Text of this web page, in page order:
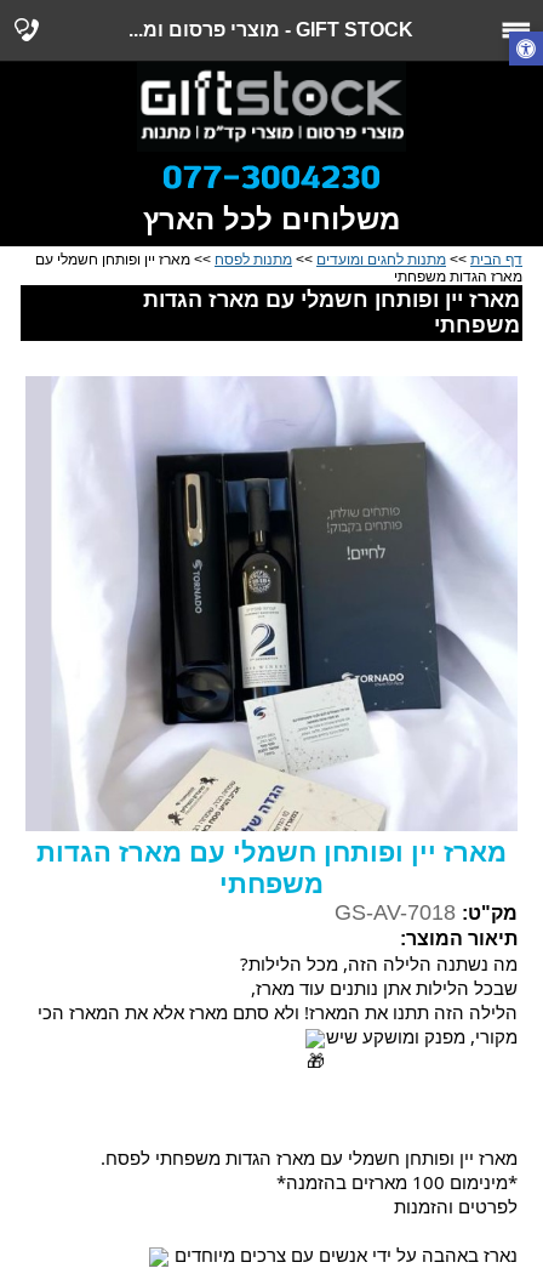
GIFT STOCK - מוצרי פרסום ומ...
משלוחים לכל הארץ
דף הבית >> מתנות לחגים ומועדים >> מתנות לפסח >> מארז יין ופותחן חשמלי עם
מארז הגדות משפחתי
מארז יין ופותחן חשמלי עם מארז הגדות
משפחתי
מארז יין ופותחן חשמלי עם מארז הגדות
משפחתי
מק"ט: GS-AV-7018
תיאור המוצר:
מה נשתנה הלילה הזה, מכל הלילות?
שבכל הלילות אתן נותנים עוד מארז,
הלילה הזה תתנו את המארז! ולא סתם מארז אלא את המארז הכי
מקורי, מפנק ומושקע שיש
מארז יין ופותחן חשמלי עם מארז הגדות משפחתי לפסח.
*מינימום 100 מארזים בהזמנה*
לפרטים והזמנות
נארז באהבה על ידי אנשים עם צרכים מיוחדים